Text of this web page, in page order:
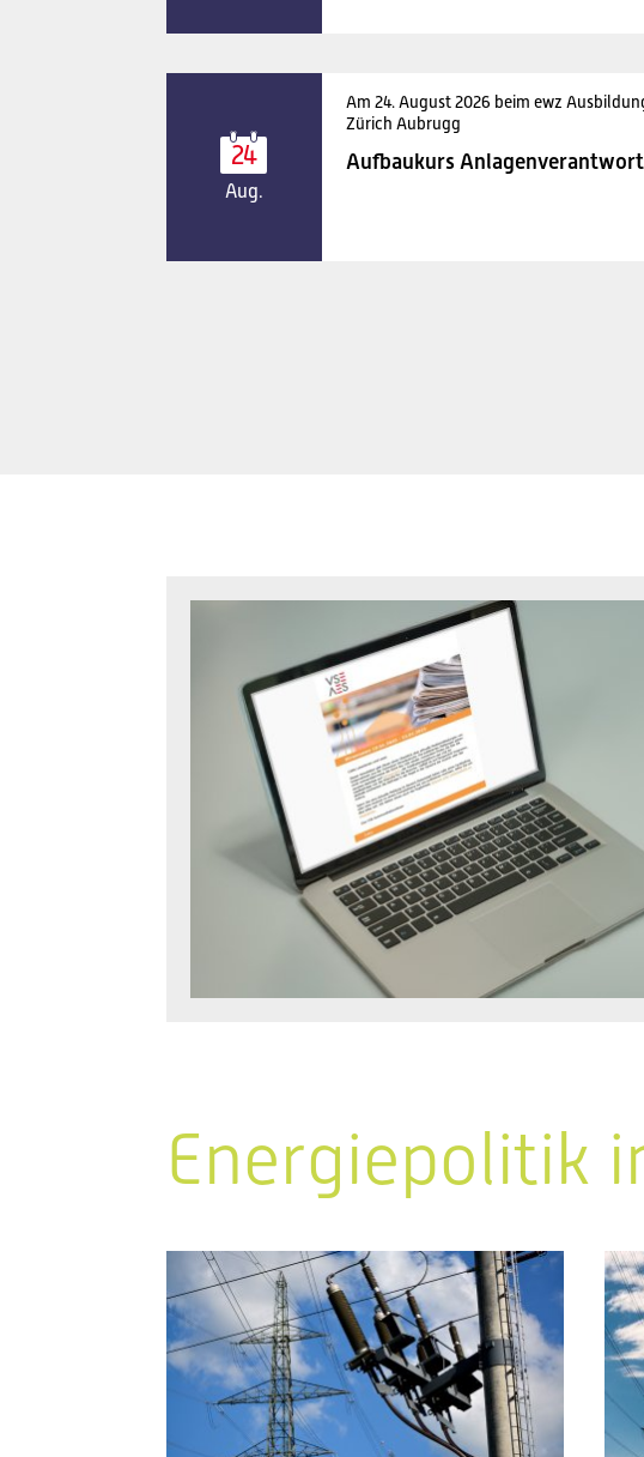
24
Aug.
Am 24. August 2026 beim ewz
Zürich Aubrugg
Aufbaukurs
Energiepolitik